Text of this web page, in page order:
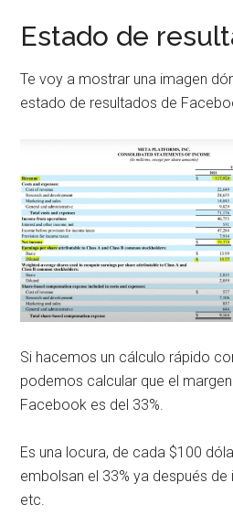
Estado de
Te voy a mostrar una imagen
estado de resultados de
Si hacemos un cálculo rápido
podemos calcular que el
Facebook es del 33%.
Es una locura, de cada $100
embolsan el 33% ya después
etc.